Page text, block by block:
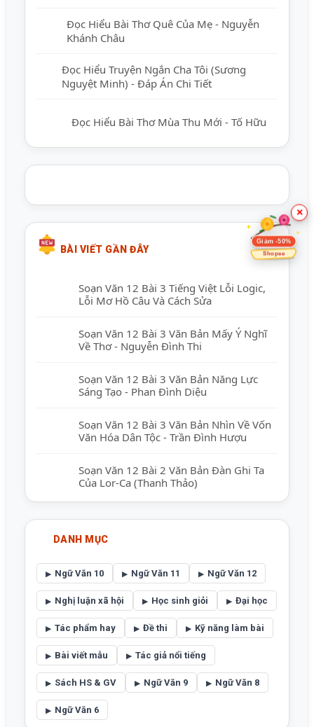
Đọc Hiểu Bài Thơ Quê Của Mẹ - Nguyễn
Khánh Châu
Đọc Hiểu Truyện Ngắn Cha Tôi (Sương
Nguyệt Minh) - Đáp Án Chi Tiết
Đọc Hiểu Bài Thơ Mùa Thu Mới - Tố Hữu
BÀI VIẾT GẦN ĐÂY
Soạn Văn 12 Bài 3 Tiếng Việt Lỗi Logic,
Lỗi Mơ Hồ Câu Và Cách Sửa
Soạn Văn 12 Bài 3 Văn Bản Mấy Ý Nghĩ
Về Thơ - Nguyễn Đình Thi
Soạn Văn 12 Bài 3 Văn Bản Năng Lực
Sáng Tạo - Phan Đình Diệu
Soạn Văn 12 Bài 3 Văn Bản Nhìn Về Vốn
Văn Hóa Dân Tộc - Trần Đình Hượu
Soạn Văn 12 Bài 2 Văn Bản Đàn Ghi Ta
Của Lor-Ca (Thanh Thảo)
DANH MỤC
Ngữ Văn 10 Ngữ Văn 11 Ngữ Văn 12
Nghị luận xã hội Học sinh giỏi Đại học
Tác phẩm hay Đề thi Kỹ năng làm bài
Bài viết mẫu Tác giả nổi tiếng
Sách HS & GV Ngữ Văn 9 Ngữ Văn 8
Ngữ Văn 6
×
Giảm -50%
Shopee